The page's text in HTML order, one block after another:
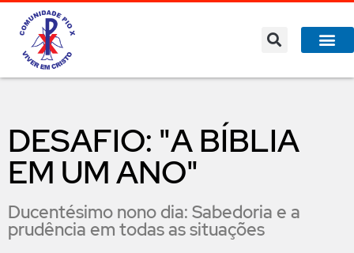
DESAFIO: "A BÍBLIA
EM UM ANO"
Ducentésimo nono dia: Sabedoria e a
prudência em todas as situações